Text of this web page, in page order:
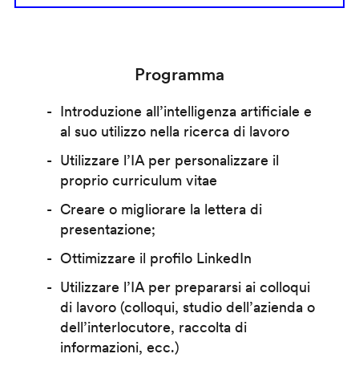
Programma
Introduzione all’intelligenza artificiale e
al suo utilizzo nella ricerca di lavoro
Utilizzare l’IA per personalizzare il
proprio curriculum vitae
Creare o migliorare la lettera di
presentazione;
Ottimizzare il profilo LinkedIn
Utilizzare l’IA per prepararsi ai colloqui
di lavoro (colloqui, studio dell’azienda o
dell’interlocutore, raccolta di
informazioni, ecc.)